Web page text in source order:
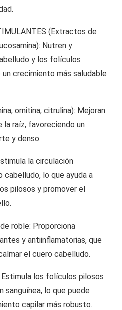
(Extractos de
Nutren y
y los folículos
crecimiento más saludable
ornitina, citrulina): Mejoran
la raíz, favoreciendo un
y denso.
la circulación
cabelludo, lo que ayuda a
pilosos y promover el
roble: Proporciona
y antiinflamatorias, que
el cuero cabelludo.
los folículos pilosos
sanguínea, lo que puede
capilar más robusto.